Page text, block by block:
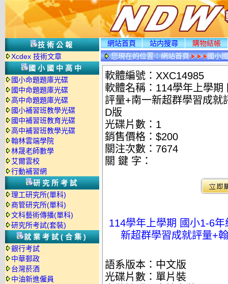
技術公報
Xcdex 技術文章
國小國中高中
國小命題題庫光碟
國中命題題庫光碟
高中命題題庫光碟
國小補習班教學光碟
國中補習班教育光碟
高中補習班教學光碟
翰林雲端學院
林晟老師數學
艾爾雲校
行動補習網
研究所考試
理工研究所(單科)
商管研究所(單科)
文科藝術傳播(單科)
研究所考試(套裝)
就業考試(合集)
銀行考試
中華郵政
台灣菸酒
中油新進僱員
網站首頁 站内搜尋
購物結帳
您現在的位置：網站首頁 國小
軟體編號：XXC14985
軟體名稱：114學年上學
評量+南一新超群學習成就
D版
光碟片數：1
銷售價格：$200
關注次數： 7674
關 鍵 字：
114學年上學期 國小1-6
新超群學習成就評量+
語系版本：中文版
光碟片數：單片裝